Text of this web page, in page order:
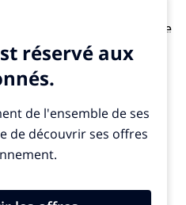
et les rêves délibérés
: chanteur, auteurs de
essayiste, activistes, de
du dernier secrétaire
dans 20 ans et nous
Refusant l’idée d’éco-
nous guider vers un
climatique tout est
s’est poursuivie en 2024